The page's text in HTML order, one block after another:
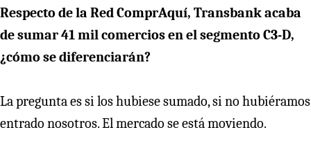
Respecto de la Red ComprAquí, Transbank acaba
de sumar 41 mil comercios en el segmento C3-D,
¿cómo se diferenciarán?
La pregunta es si los hubiese sumado, si no hubiéramos
entrado nosotros. El mercado se está moviendo.